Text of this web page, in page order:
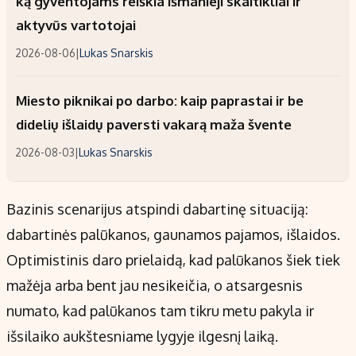
aktyvūs vartotojai
2026-08-06|Lukas Snarskis
Miesto piknikai po darbo: kaip paprastai ir be
didelių išlaidų paversti vakarą maža švente
2026-08-03|Lukas Snarskis
Bazinis scenarijus atspindi dabartinę situaciją:
dabartinės palūkanos, gaunamos pajamos, išlaidos.
Optimistinis daro prielaidą, kad palūkanos šiek tiek
mažėja arba bent jau nesikeičia, o atsargesnis
numato, kad palūkanos tam tikru metu pakyla ir
išsilaiko aukštesniame lygyje ilgesnį laiką.